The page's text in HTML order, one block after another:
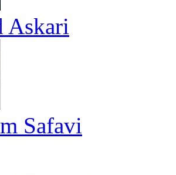
Askari
Safavi